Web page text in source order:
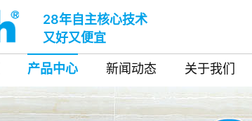
28年自主核心技术
又好又便宜
产品中心 新闻动态 关于我们